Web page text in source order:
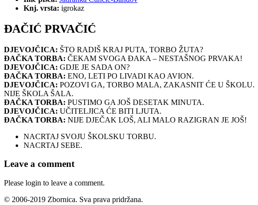
Knj. vrsta: igrokaz
ĐAČIĆ PRVAČIĆ
DJEVOJČICA: ŠTO RADIŠ KRAJ PUTA, TORBO ŽUTA?
ĐAČKA TORBA: ČEKAM SVOGA ĐAKA – NESTAŠNOG PRVAKA!
DJEVOJČICA: GDJE JE SADA ON?
ĐAČKA TORBA: ENO, LETI PO LIVADI KAO AVION.
DJEVOJČICA: POZOVI GA, TORBO MALA, ZAKASNIT ĆE U ŠKOLU.
NIJE ŠKOLA ŠALA.
ĐAČKA TORBA: PUSTIMO GA JOŠ DESETAK MINUTA.
DJEVOJČICA: UČITELJICA ĆE BITI LJUTA.
ĐAČKA TORBA: NIJE DJEČAK LOŠ, ALI MALO RAZIGRAN JE JOŠ!
NACRTAJ SVOJU ŠKOLSKU TORBU.
NACRTAJ SEBE.
Leave a comment
Please login to leave a comment.
© 2006-2019 Zbornica. Sva prava pridržana.